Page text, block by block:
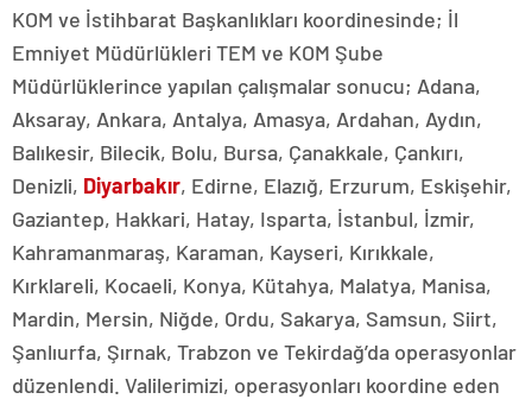
KOM ve İstihbarat Başkanlıkları koordinesinde; İl
Emniyet Müdürlükleri TEM ve KOM Şube
Müdürlüklerince yapılan çalışmalar sonucu; Adana,
Aksaray, Ankara, Antalya, Amasya, Ardahan, Aydın,
Balıkesir, Bilecik, Bolu, Bursa, Çanakkale, Çankırı,
Denizli, Diyarbakır, Edirne, Elazığ, Erzurum, Eskişehir,
Gaziantep, Hakkari, Hatay, Isparta, İstanbul, İzmir,
Kahramanmaraş, Karaman, Kayseri, Kırıkkale,
Kırklareli, Kocaeli, Konya, Kütahya, Malatya, Manisa,
Mardin, Mersin, Niğde, Ordu, Sakarya, Samsun, Siirt,
Şanlıurfa, Şırnak, Trabzon ve Tekirdağ’da operasyonlar
düzenlendi. Valilerimizi, operasyonları koordine eden